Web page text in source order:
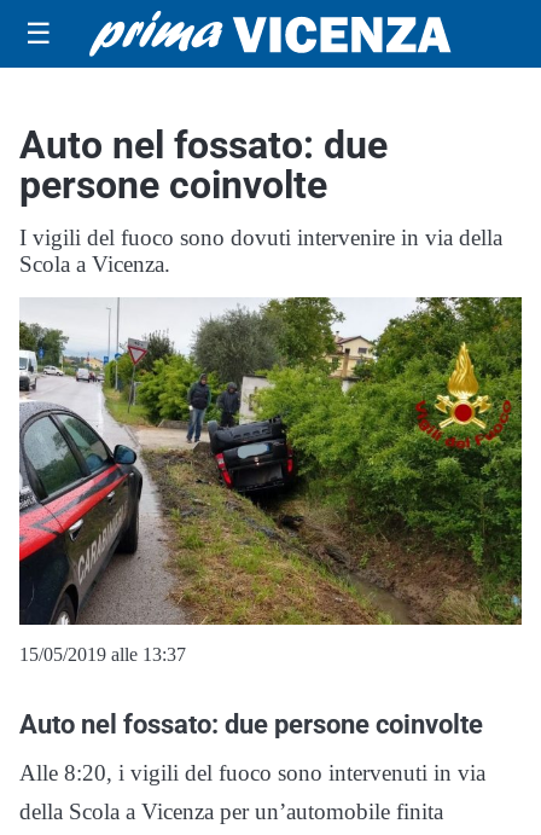
☰
Auto nel fossato: due
persone coinvolte
I vigili del fuoco sono dovuti intervenire in via della
Scola a Vicenza.
15/05/2019 alle 13:37
Auto nel fossato: due persone coinvolte
Alle 8:20, i vigili del fuoco sono intervenuti in via
della Scola a Vicenza per un’automobile finita